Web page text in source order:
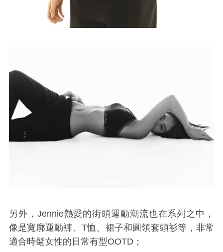
另外，Jennie熱愛的街頭運動潮流也在系列之中，
像是寬廓運動褲、 T恤、裙子和圓領套頭衫等，非常
適合時髦女性的日常有型OOTD；